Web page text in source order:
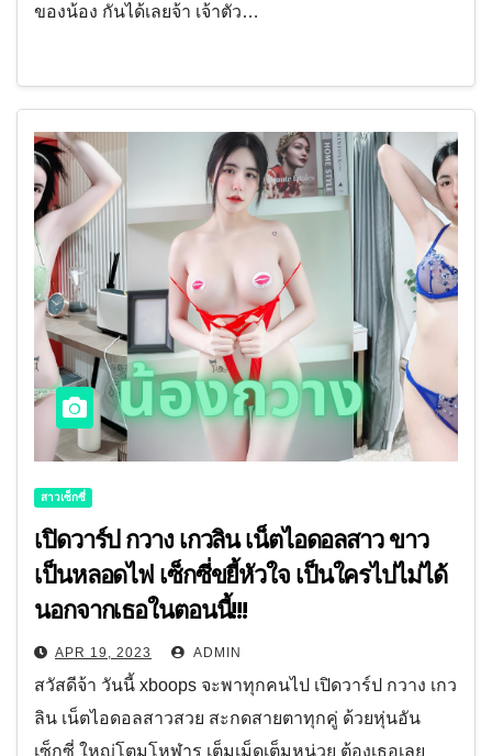
ของน้อง กันได้เลยจ้า เจ้าตัว…
สาวเซ็กซี่
เปิดวาร์ป กวาง เกวลิน เน็ตไอดอลสาว ขาว
เป็นหลอดไฟ เซ็กซี่ขยี้หัวใจ เป็นใครไปไม่ได้
นอกจากเธอในตอนนี้!!!
APR 19, 2023 ADMIN
สวัสดีจ้า วันนี้ xboops จะพาทุกคนไป เปิดวาร์ป กวาง เกว
ลิน เน็ตไอดอลสาวสวย สะกดสายตาทุกคู่ ด้วยหุ่นอัน
เซ็กซี่ ใหญ่โตมโหฬาร เต็มเม็ดเต็มหน่วย ต้องเธอเลย